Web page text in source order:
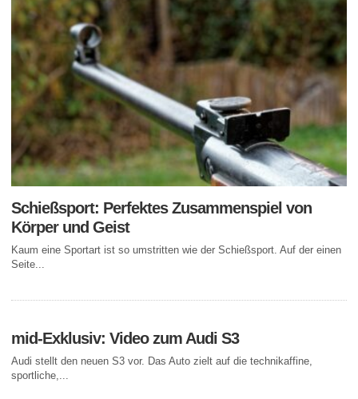
Schießsport: Perfektes Zusammenspiel von
Körper und Geist
Kaum eine Sportart ist so umstritten wie der Schießsport. Auf der einen
Seite...
mid-Exklusiv: Video zum Audi S3
Audi stellt den neuen S3 vor. Das Auto zielt auf die technikaffine,
sportliche,...